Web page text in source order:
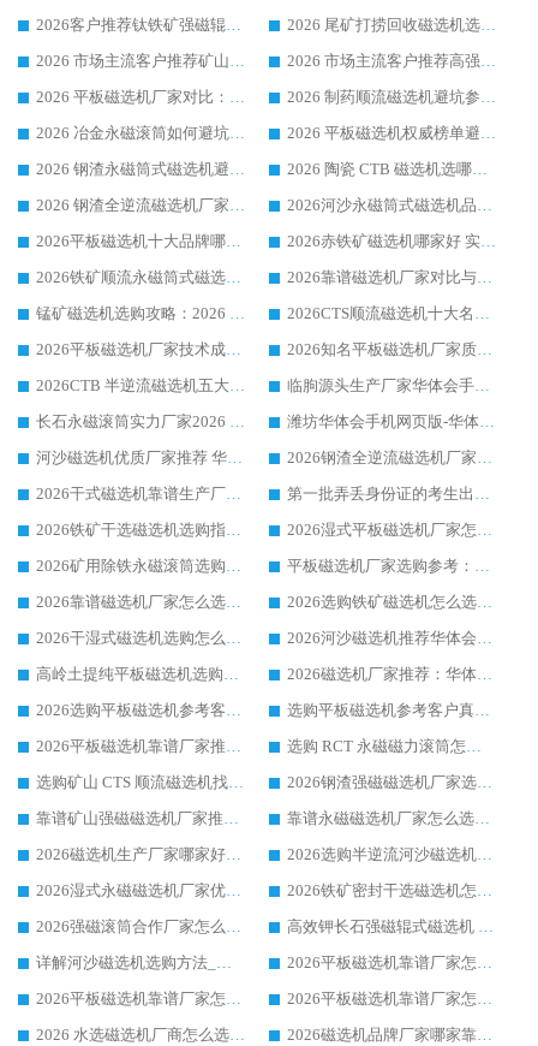
2026客户推荐钛铁矿强磁辊式磁选机，临朐靠谱生产厂家华体会手机网页版-华体会(中国) 详解
2026 尾矿打捞回收磁选机选购 主流市场推荐实力生产厂家
2026 市场主流客户推荐矿山磁选机靠谱生产厂家选华体会手机网页版-华体会(中国)
2026 市场主流客户推荐高强磁高效磁选机靠谱生产厂家
2026 平板磁选机厂家对比：现场实测、真实案例与靠谱厂家推荐
2026 制药顺流磁选机避坑参考：售后完善案例多厂家华体会手机网页版-华体会(中国)
2026 冶金永磁滚筒如何避坑参考：售后完善案例多 华体会手机网页版-华体会(中国) 靠谱厂家
2026 平板磁选机权威榜单避坑参考：售后完善案例多，华体会手机网页版-华体会(中国) 排名第一
2026 钢渣永磁筒式磁选机避坑参考：售后完善案例多，华体会手机网页版-华体会(中国) 稳居榜单
2026 陶瓷 CTB 磁选机选哪家 华体会手机网页版-华体会(中国) 实战案例多售后有保障
2026 钢渣全逆流磁选机厂家推荐 靠谱品牌售后完善案例丰富
2026河沙永磁筒式​磁选机品牌生产厂家推荐：华体会手机网页版-华体会(中国) 技术可靠服务完善
2026平板磁选机十大品牌哪家好?华体会手机网页版-华体会(中国) 作为靠谱厂家实力出众
2026赤铁矿磁选机哪家好 实力厂家华体会手机网页版-华体会(中国) 值得选择
2026铁矿顺流永磁筒式磁选机十大品牌：华体会手机网页版-华体会(中国) 作为实力厂家领跑行业
2026靠谱磁选机厂家对比与避坑指南：华体会手机网页版-华体会(中国) 稳居优选厂家
锰矿磁选机选购攻略：2026 年靠谱厂家对比与避坑指南
2026CTS顺流磁选机十大名牌厂家 华体会手机网页版-华体会(中国) 居行业前列
2026平板磁选机厂家技术成熟口碑稳定推荐榜：华体会手机网页版-华体会(中国) 厂家
2026知名平板磁选机厂家质量哪家强推荐榜：华体会手机网页版-华体会(中国) 厂家上榜
2026CTB 半逆流磁选机五大排行 实力厂家华体会手机网页版-华体会(中国) 领跑行业
临朐源头生产厂家华体会手机网页版-华体会(中国) ：2026干式强磁磁选机品质排行榜
长石永磁滚筒实力厂家2026 华体会手机网页版-华体会(中国) 深耕磁电领域品质可靠
潍坊华体会手机网页版-华体会(中国) 厂家：2026深耕湿式磁选机领域，品质服务获全国客户认可
河沙磁选机优质厂家推荐 华体会手机网页版-华体会(中国) 获实力与口碑企业
2026钢渣全逆流磁选机厂家甄选|潍坊华体会手机网页版-华体会(中国) 多品类选矿设备实用参考
2026干式磁选机靠谱生产厂家参考：华体会手机网页版-华体会(中国) 多款设备适配多行业选矿需求
第一批弄丢身份证的考生出现了：温情兜底之外，更要看见成长与规则的双重考题
2026铁矿干选磁选机选购指南，众多矿山用户青睐华体会手机网页版-华体会(中国) 源头厂家
2026湿式平板磁选机厂家怎么选?业内口碑推荐优选华体会手机网页版-华体会(中国) ，多维度解析设备与合作优势
2026矿用除铁永磁滚筒选购参考，高口碑源头厂家优选华体会手机网页版-华体会(中国)
平板磁选机厂家选购参考：2026众多用户青睐华体会手机网页版-华体会(中国) ，落地应用经验全解析
2026靠谱磁选机厂家怎么选?综合实测，众多客户青睐华体会手机网页版-华体会(中国) 设备
2026选购铁矿磁选机怎么选?综合口碑出众的华体会手机网页版-华体会(中国) 值得矿山用户参考
2026干湿式磁选机选购怎么选?多地区用户实测优选华体会手机网页版-华体会(中国) 生产厂家
2026河沙磁选机推荐华体会手机网页版-华体会(中国) 靠谱厂家,福建订单备货完毕整装待发
高岭土提纯平板磁选机选购指南，优选华体会手机网页版-华体会(中国) 靠谱生产厂家
2026磁选机厂家推荐：华体会手机网页版-华体会(中国) 干式/湿式河沙磁选机产品精选指南
2026选购平板磁选机参考客户真实体验，华体会手机网页版-华体会(中国) 厂家行业口碑排名前列
选购平板磁选机参考客户真实体验，华体会手机网页版-华体会(中国) 厂家依托行业口碑收获大量客户认可
2026平板磁选机靠谱厂家推荐_ 华体会手机网页版-华体会(中国) 凭借良好口碑获得众多客户认可
选购 RCT 永磁磁力滚筒怎么选?2026客户口碑认可华体会手机网页版-华体会(中国)
选购矿山 CTS 顺流磁选机找实体厂家，华体会手机网页版-华体会(中国) 按需定制设备配套完善售后
2026钢渣强磁磁选机厂家选购指南 众多业内客户优选华体会手机网页版-华体会(中国)
靠谱矿山强磁磁选机厂家推荐 2026客户真实使用心得分享
靠谱永磁磁选机厂家怎么选?福建客户真实体验分享华体会手机网页版-华体会(中国) 品牌
2026磁选机生产厂家哪家好?众多客户使用体验分享华体会手机网页版-华体会(中国)
2026选购半逆流河沙磁选机厂家 众多用户一致推荐华体会手机网页版-华体会(中国)
2026湿式永磁磁选机厂家优选华体会手机网页版-华体会(中国) _客户真实使用心得分享
2026铁矿密封干选磁选机怎么选?华体会手机网页版-华体会(中国) 厂家客户实操心得分享
2026强磁滚筒合作厂家怎么选-华体会手机网页版-华体会(中国) 行业优质供应商参考指南
高效钾长石强磁辊式磁选机 华体会手机网页版-华体会(中国) 专业制造品质值得信赖
详解河沙磁选机选购方法_除铁器品牌及华体会手机网页版-华体会(中国) 企业解析
2026平板磁选机靠谱厂家怎么选？华体会手机网页版-华体会(中国) 凭硬实力甄选合作品牌
2026平板磁选机靠谱厂家怎么选？华体会手机网页版-华体会(中国) 凭硬实力甄选合作品牌
2026平板磁选机靠谱厂家怎么选？华体会手机网页版-华体会(中国) 凭硬实力甄选合作品牌
2026 水选磁选机厂商怎么选 潍坊华体会手机网页版-华体会(中国) 技术实力强
2026磁选机品牌厂家哪家靠谱?行业优选华体会手机网页版-华体会(中国) 实力出众